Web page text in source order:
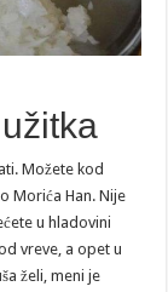
Možete kod
Morića Han. Nije
u hladovini
vreve, a opet u
želi, meni je